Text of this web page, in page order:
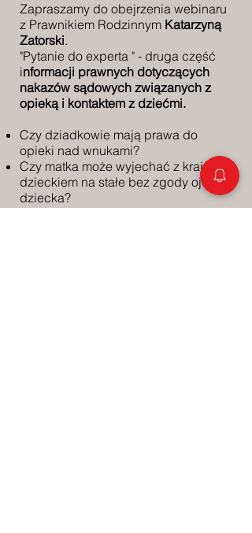
Zapraszamy do obejrzenia webinaru
z Prawnikiem Rodzinnym Katarzyną
Zatorski.
"Pytanie do experta " - druga część
informacji prawnych dotyczących
nakazów sądowych związanych z
opieką i kontaktem z dziećmi.
Czy dziadkowie mają prawa do
opieki nad wnukami?
Czy matka może wyjechać z kraju z
dzieckiem na stałe bez zgody ojca
dziecka?